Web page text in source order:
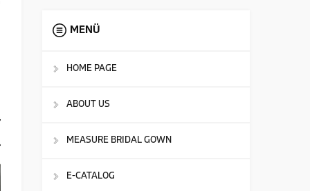
MENÜ
HOME PAGE
ABOUT US
MEASURE BRIDAL GOWN
E-CATALOG